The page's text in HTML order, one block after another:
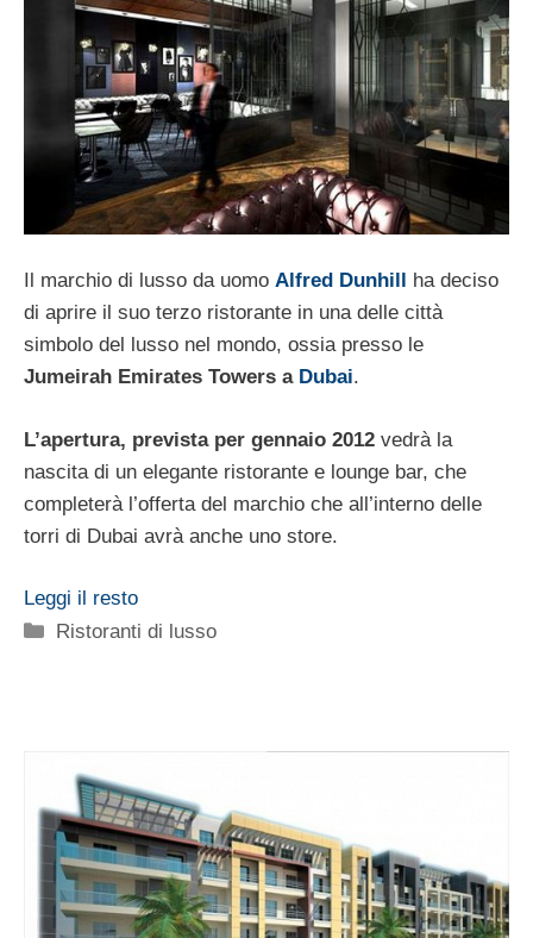
Il marchio di lusso da uomo Alfred Dunhill
ha deciso
di aprire il suo terzo ristorante in una delle città
simbolo del lusso nel mondo, ossia presso le
Jumeirah Emirates Towers a Dubai.
L’apertura, prevista per gennaio 2012 vedrà la
nascita di un elegante ristorante e lounge bar, che
completerà l’offerta del marchio che all’interno delle
torri di Dubai avrà anche uno store.
Leggi il resto
Categorie
Ristoranti di lusso